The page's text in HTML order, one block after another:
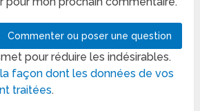
pour réduire les indésirables.
la façon dont les données de vos
traitées.